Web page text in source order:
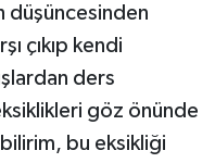
düşüncesinden
çıkıp kendi
ders
göz önünde
bu eksikliği